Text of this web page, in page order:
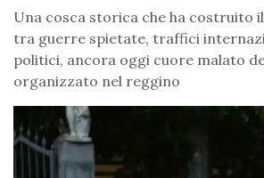
Una cosca storica che ha costruito
tra guerre spietate, traffici
politici, ancora oggi cuore malato
organizzato nel reggino